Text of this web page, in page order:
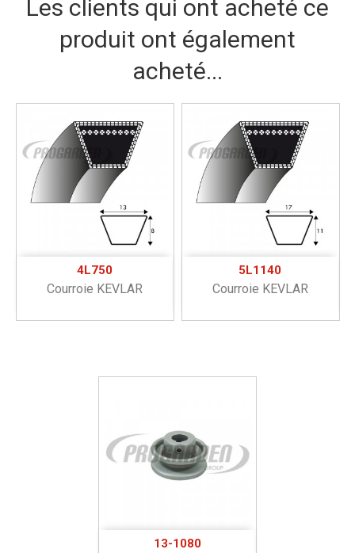
Les clients qui ont acheté ce
produit ont également
acheté...
4L750
Courroie KEVLAR
5L1140
Courroie KEVLAR
13-1080